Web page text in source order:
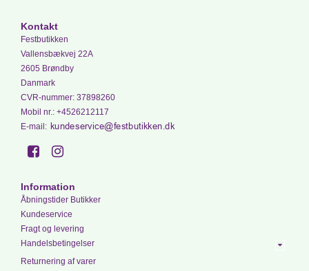
Kontakt
Festbutikken
Vallensbækvej 22A
2605 Brøndby
Danmark
CVR-nummer: 37898260
Mobil nr.: +4526212117
E-mail:
Information
Åbningstider Butikker
Kundeservice
Fragt og levering
Handelsbetingelser
Returnering af varer